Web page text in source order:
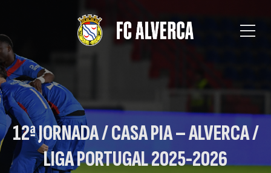
12ª JORNADA / CASA PIA – ALVERCA /
LIGA PORTUGAL 2025-2026